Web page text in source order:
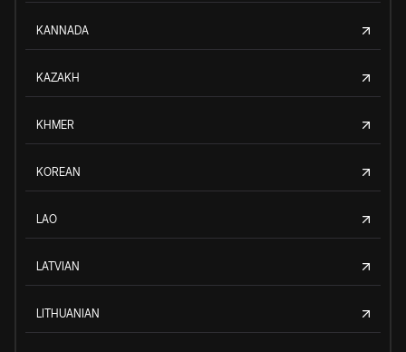
KANNADA
KAZAKH
KHMER
KOREAN
LAO
LATVIAN
LITHUANIAN